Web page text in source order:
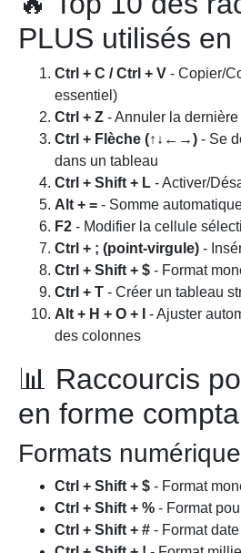
PLUS utilisés
Ctrl + C / Ctrl + V - Copier/
essentiel)
Ctrl + Z - Annuler la dernière
Ctrl + Flèche (↑↓←→) - Se
dans un tableau
Ctrl + Shift + L - Activer/
Alt + = - Somme
F2 - Modifier la cellule
Ctrl + ; (point-virgule) -
Ctrl + Shift + $ - Format
Ctrl + T - Créer un tableau
Alt + H + O + I
- Ajuster
des colonnes
📊 Raccourcis
en forme
Formats
Ctrl + Shift + $ - Format
Ctrl + Shift + % - Format
Ctrl + Shift + # - Format